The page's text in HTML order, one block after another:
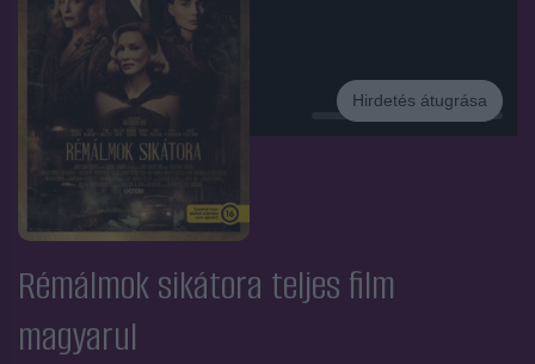
Hirdetés átugrása
Rémálmok sikátora teljes film
magyarul